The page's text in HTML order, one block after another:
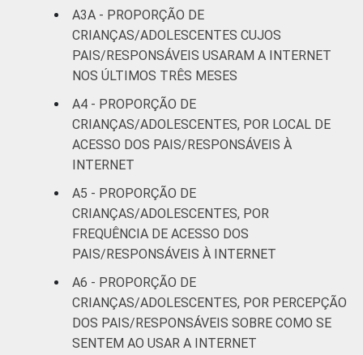
mais
FAIXA ETÁRIA
DA CRIANÇA
ADOLESCENTE
De 9 a 10
anos
88
De 11 a 12
anos
85
anos
De 15 a 17
anos
RENDA
FAMILIAR
Até 1 SM
Mais de 1
SM até 2 SM
A3A - PROPORÇÃO DE
CRIANÇAS/ADOLESCENTES CUJOS
PAIS/RESPONSÁVEIS USARAM A INTERNET
NOS ÚLTIMOS TRÊS MESES
A4 - PROPORÇÃO DE
CRIANÇAS/ADOLESCENTES, POR LOCAL DE
ACESSO DOS PAIS/RESPONSÁVEIS À
INTERNET
A5 - PROPORÇÃO DE
CRIANÇAS/ADOLESCENTES, POR
FREQUÊNCIA DE ACESSO DOS
PAIS/RESPONSÁVEIS À INTERNET
A6 - PROPORÇÃO DE
CRIANÇAS/ADOLESCENTES, POR PERCEPÇÃO
DOS PAIS/RESPONSÁVEIS SOBRE COMO SE
SENTEM AO USAR A INTERNET